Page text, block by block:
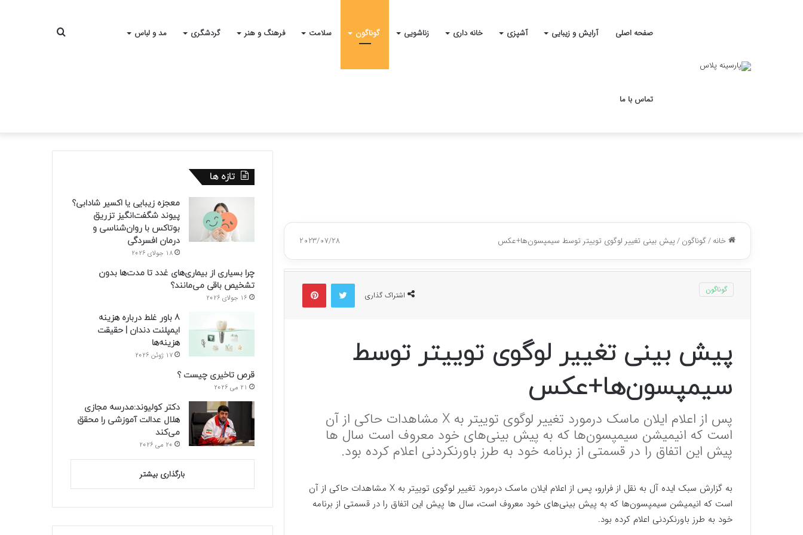
صفحه اصلی آرایش و زیبایی آشپزی خانه داری زناشویی گوناگون سلامت فرهنگ و هنر گردشگری مد و لباس
تماس با ما
جستجو
خانه/گوناگون/پیش بینی تغییر لوگوی توییتر توسط سیمپسون‌ها+عکس 2023/07/28
اشتراک گذاری
توییتر پینتریست
گوناگون
پیش بینی تغییر لوگوی توییتر توسط
سیمپسون‌ها+عکس
پس از اعلام ایلان ماسک درمورد تغییر لوگوی توییتر به X مشاهدات حاکی از آن
است که انیمیشن سیمپسون‌ها که به پیش بینی‌های خود معروف است سال ها
پیش این اتفاق را در قسمتی از برنامه خود به طرز باورنکردنی اعلام کرده بود.
به گزارش سبک ایده آل به نقل از فرارو، پس از اعلام ایلان ماسک درمورد تغییر لوگوی توییتر به X مشاهدات حاکی از آن
است که انیمیشن سیمپسون‌ها که به پیش بینی‌های خود معروف است، سال ها پیش این اتفاق را در قسمتی از برنامه
خود به طرز باورنکردنی اعلام کرده بود.
تازه ها
معجزه زیبایی یا اکسیر شادابی؟
پیوند شگفت‌انگیز تزریق
بوتاکس با روان‌شناسی و
درمان افسردگی
18 جولای 2026
چرا بسیاری از بیماری‌های غدد تا مدت‌ها بدون
تشخیص باقی می‌مانند؟
16 جولای 2026
8 باور غلط درباره هزینه
ایمپلنت دندان | حقیقت
هزینه‌ها
17 ژوئن 2026
قرص تاخیری چیست ؟
21 می 2026
دکتر کولیوند:مدرسه مجازی
هلال عدالت آموزشی را محقق
می‌کند
20 می 2026
بارگذاری بیشتر